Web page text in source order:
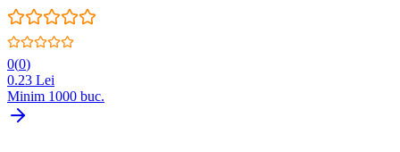
0(0)
0.23 Lei
Minim 1000 buc.